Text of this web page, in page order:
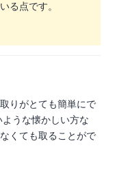
る点です。
りがとても簡単にで
うな懐かしい方な
くても取ることがで